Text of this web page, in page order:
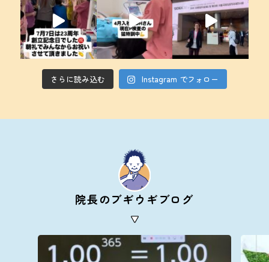
さらに読み込む Instagram でフォロー
院長のブギウギブログ